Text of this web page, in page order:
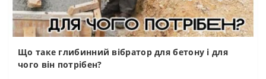
Що таке глибинний вібратор для бетону і для
чого він потрібен?